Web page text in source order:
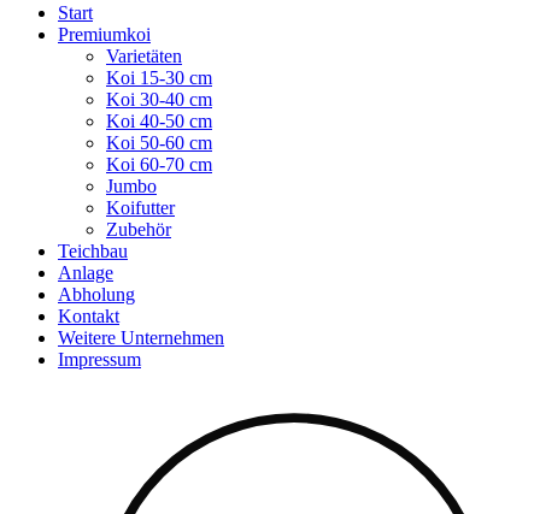
Start
Premiumkoi
Varietäten
Koi 15-30 cm
Koi 30-40 cm
Koi 40-50 cm
Koi 50-60 cm
Koi 60-70 cm
Jumbo
Koifutter
Zubehör
Teichbau
Anlage
Abholung
Kontakt
Weitere Unternehmen
Impressum